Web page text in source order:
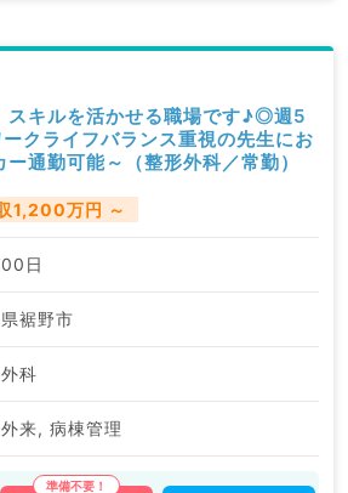
スキルを活かせる職場です♪◎週5
クライフバランス重視の先生にお
通勤可能～（整形外科／常勤）
1,200万円 ～
日
裾野市
科
来, 病棟管理